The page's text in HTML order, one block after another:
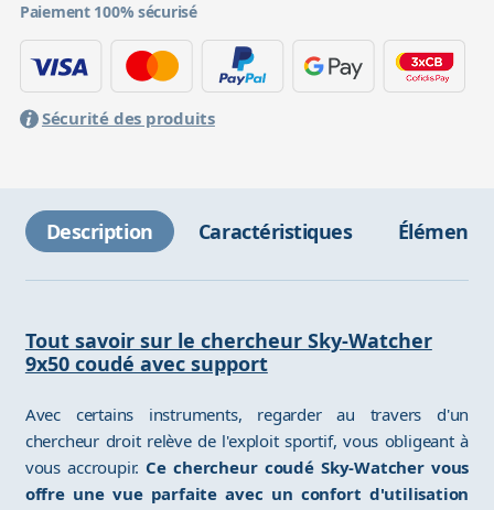
Paiement 100% sécurisé
Sécurité des produits
Description Caractéristiques Éléments
Tout savoir sur le chercheur Sky-Watcher
9x50 coudé avec support
Avec certains instruments, regarder au travers d'un
chercheur droit relève de l'exploit sportif, vous obligeant à
vous accroupir. Ce chercheur coudé Sky-Watcher vous
offre une vue parfaite avec un confort d'utilisation